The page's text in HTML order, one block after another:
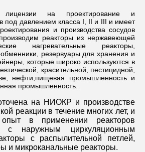
на проектирование и
под давлением класса I, II и III и имеет
и производства сосудов
реакторы из нержавеющей
нагревательные реакторы,
резервуары для хранения и
которые широко используются в
красительной, пестицидной,
нефти,пищевая промышленность и
промышленность.
на НИОКР и производстве
реакции в течение многих лет, и
в применении реакторов
с наружным циркуляционным
с распылительной петлей,
и микроканальные реакторы.